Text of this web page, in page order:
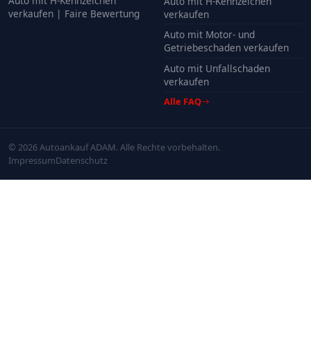
verkaufen | Faire Bewertung
verkaufen
Auto mit Motor- und
Getriebeschaden verkaufen
Auto mit Unfallschaden
verkaufen
Alle FAQ
© 2026 Autoankauf ADAM. Alle Rechte vorbehalten.
ImpressumDatenschutz